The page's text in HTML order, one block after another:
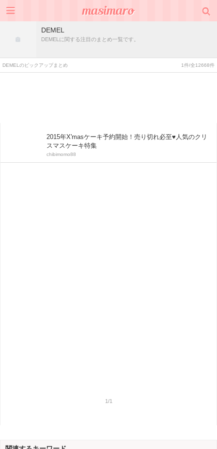
DEMEL
DEMELに関する注目のまとめ一覧です。
DEMELのピックアップまとめ 1件/全12668件
2015年X'masケーキ予約開始！売り切れ必至♥人気のクリ
スマスケーキ特集
chibimomo88
1/1